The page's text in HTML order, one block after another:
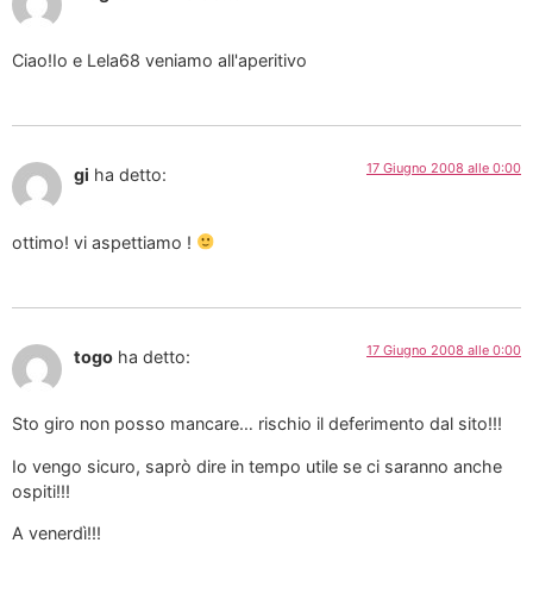
Ciao!Io e Lela68 veniamo all'aperitivo
gi ha detto: 17 Giugno 2008 alle 0:00
ottimo! vi aspettiamo !
togo ha detto: 17 Giugno 2008 alle 0:00
Sto giro non posso mancare… rischio il deferimento dal sito!!!
Io vengo sicuro, saprò dire in tempo utile se ci saranno anche
ospiti!!!
A venerdì!!!